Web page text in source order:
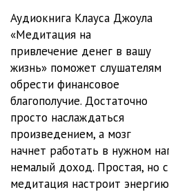
008
009
010
011
012
013
Аудиокнига Клауса Джоула
«Медитация на
привлечение денег в вашу
жизнь» поможет слушателям
обрести финансовое
благополучие. Достаточно
просто наслаждаться
произведением, а мозг
начнет работать в нужном
немалый доход. Простая, но
медитация настроит